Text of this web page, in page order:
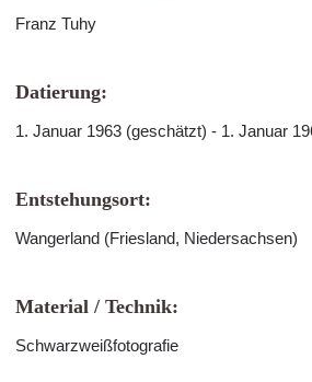
Franz Tuhy
Datierung:
1. Januar 1963 (geschätzt) - 1. Januar
Entstehungsort:
Wangerland (Friesland, Niedersachsen)
Material / Technik:
Schwarzweißfotografie